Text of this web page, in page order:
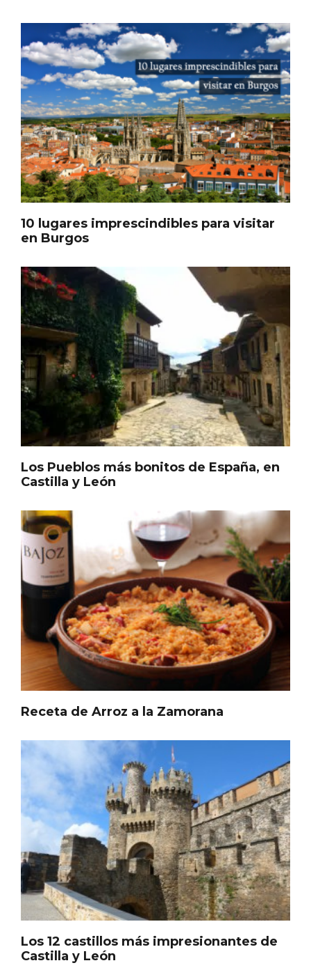
10 lugares imprescindibles para visitar
en Burgos
Los Pueblos más bonitos de España, en
Castilla y León
Receta de Arroz a la Zamorana
Los 12 castillos más impresionantes de
Castilla y León
En marzo, vuelve la mejor gastronomía
de la Trufa Negra de Soria
Cigales inaugura la musealización de los
arcos de la Iglesia de Santiago Apóstol
Porrón de Citas de 2026 en Moradillo de
Roa